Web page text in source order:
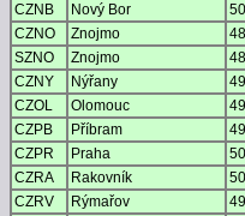
CZNB
Nový Bor 50
CZNO
Znojmo 48
SZNO
Znojmo 48
CZNY
Nýřany 49
CZOL
Olomouc 49
CZPB
Příbram 49
CZPR
Praha 50
CZRA
Rakovník 50
CZRV
Rýmařov 49